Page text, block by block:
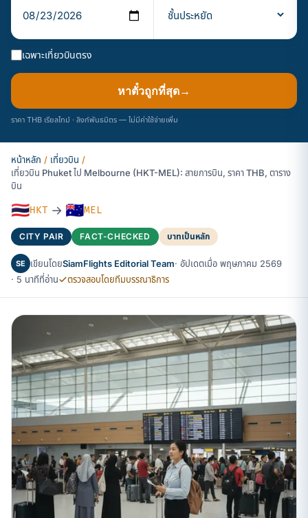
เฉพาะเที่ยวบินตรง
หาตั๋วถูกที่สุด→
ราคา THB เรียลไทม์ · ลิงก์พันธมิตร — ไม่มีค่าใช้จ่ายเพิ่ม
หน้าหลัก / เที่ยวบิน /
เที่ยวบิน Phuket ไป Melbourne (HKT-MEL): สายการบิน, ราคา THB, ตาราง
บิน
🇹🇭HKT → 🇦🇺MEL
CITY PAIR FACT-CHECKED บาทเป็นหลัก
SE เขียนโดยSiamFlights Editorial Team· อัปเดตเมื่อ พฤษภาคม 2569
· 5 นาทีที่อ่าน
ตรวจสอบโดยทีมบรรณาธิการ